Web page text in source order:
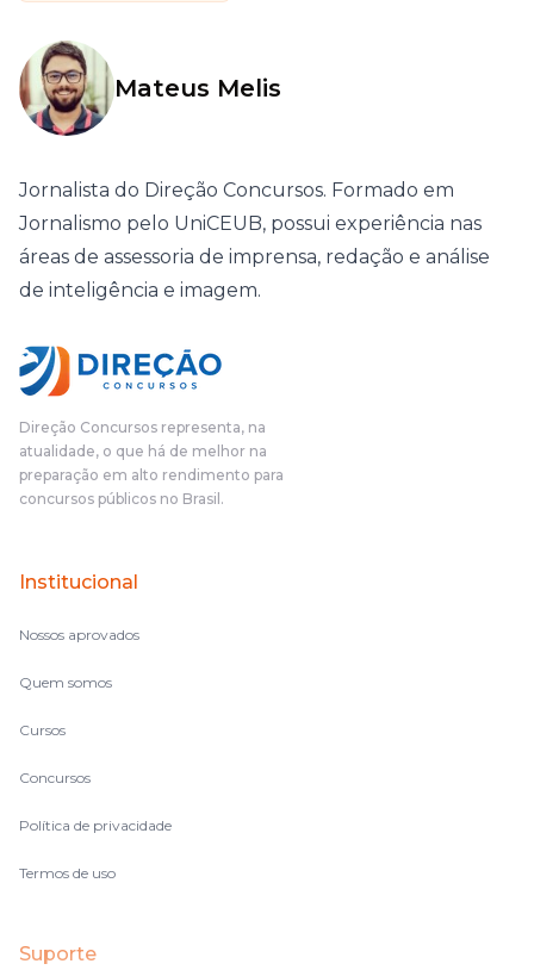
Mateus Melis
Jornalista do Direção Concursos. Formado em
Jornalismo pelo UniCEUB, possui experiência nas
áreas de assessoria de imprensa, redação e análise
de inteligência e imagem.
Direção Concursos representa, na
atualidade, o que há de melhor na
preparação em alto rendimento para
concursos públicos no Brasil.
Institucional
Nossos aprovados
Quem somos
Cursos
Concursos
Política de privacidade
Termos de uso
Suporte